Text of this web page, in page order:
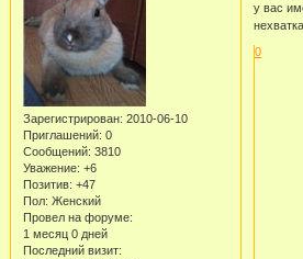
Зарегистрирован: 2010-06-10
Приглашений: 0
Сообщений: 3810
Уважение: +6
Позитив: +47
Пол: Женский
Провел на форуме:
1 месяц 0 дней
Последний визит:
у вас
0